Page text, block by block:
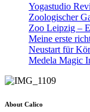
Yogastudio
Zoologischer
Zoo Leipzig –
Meine erste
Neustart für
Medela Magic
About Calico